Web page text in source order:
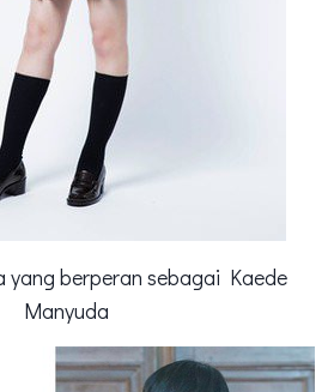
yang berperan sebagai Kaede
Manyuda